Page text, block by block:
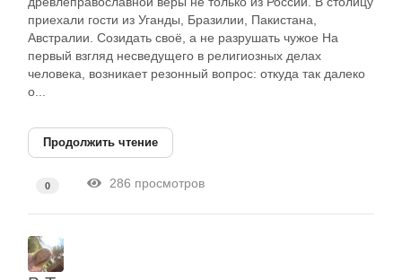
приехали гости из Уганды, Бразилии, Пакистана,
Австралии. Созидать своё, а не разрушать чужое На
первый взгляд несведущего в религиозных делах
человека, возникает резонный вопрос: откуда так далеко
о...
Продолжить чтение
0 286 просмотров